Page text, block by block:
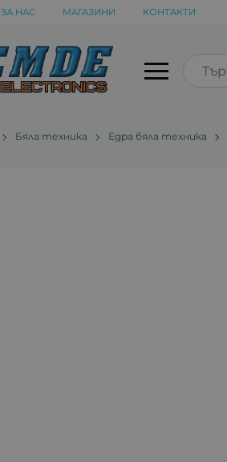
ЗА НАС МАГАЗИНИ КОНТАКТИ
Бяла техника Едра бяла техника